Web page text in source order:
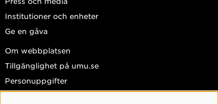
Institutioner och enheter
Ge en gåva
Om webbplatsen
Tillgänglighet på umu.se
Personuppgifter